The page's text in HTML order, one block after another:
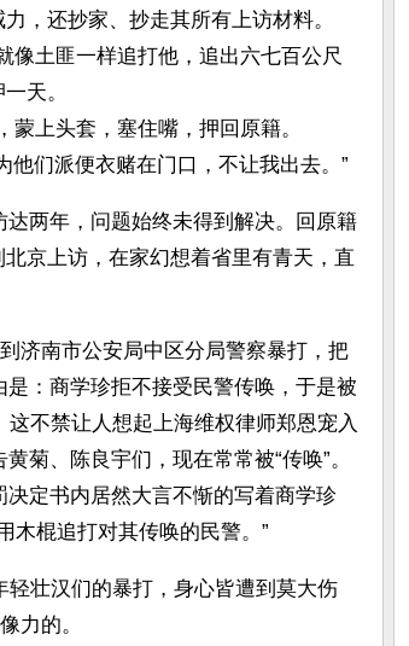
，还抄家、抄走其所有上访材料。
土匪一样追打他，追出六七百公尺
天。
上头套，塞住嘴，押回原籍。
他们派便衣赌在门口，不让我出去。”
两年，问题始终未得到解决。回原籍
京上访，在家幻想着省里有青天，直
济南市公安局中区分局警察暴打，把
：商学珍拒不接受民警传唤，于是被
不禁让人想起上海维权律师郑恩宠入
菊、陈良宇们，现在常常被“传唤”。
定书内居然大言不惭的写着商学珍
木棍追打对其传唤的民警。”
轻壮汉们的暴打，身心皆遭到莫大伤
力的。